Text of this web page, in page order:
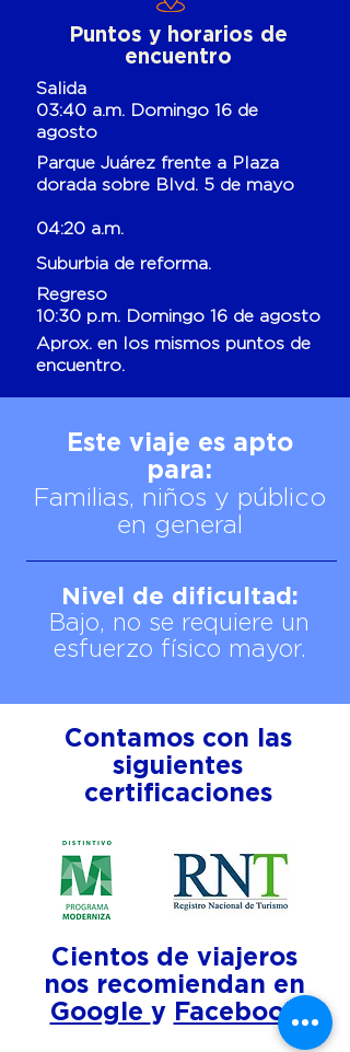
Puntos y horarios de
encuentro
Salida
03:40 a.m. Domingo 16 de
agosto
Parque Juárez frente a Plaza
dorada sobre Blvd. 5 de mayo
04:20 a.m.
Suburbia de reforma.
Regreso
10:30 p.m. Domingo 16 de agosto
Aprox. en los mismos puntos de
encuentro.
Este viaje es apto
para:
Familias, niños y público
en general
Nivel de dificultad:
Bajo, no se requiere un
esfuerzo físico mayor.
Contamos con las
siguientes
certificaciones
Cientos de viajeros
nos recomiendan en
Google y Facebook